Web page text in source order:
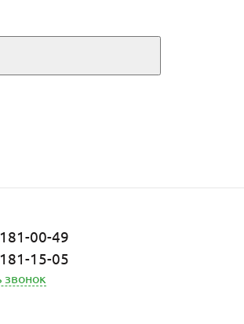
00-49
15-05
звонок